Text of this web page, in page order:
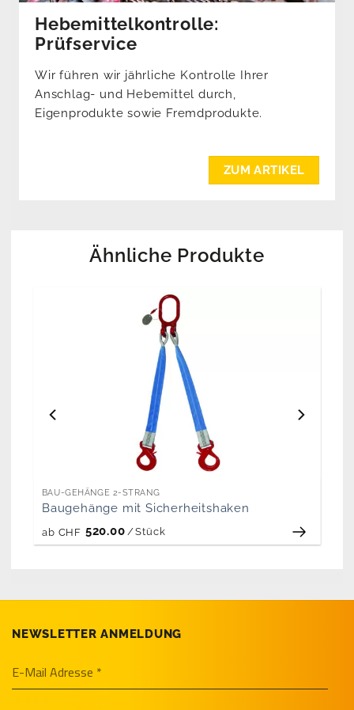
Hebemittelkontrolle:
Prüfservice
Wir führen wir jährliche Kontrolle Ihrer
Anschlag- und Hebemittel durch,
Eigenprodukte sowie Fremdprodukte.
ZUM ARTIKEL
Ähnliche Produkte
BAU-GEHÄNGE 2-STRANG
Baugehänge mit Sicherheitshaken
ab CHF 520.00 /Stück
NEWSLETTER ANMELDUNG